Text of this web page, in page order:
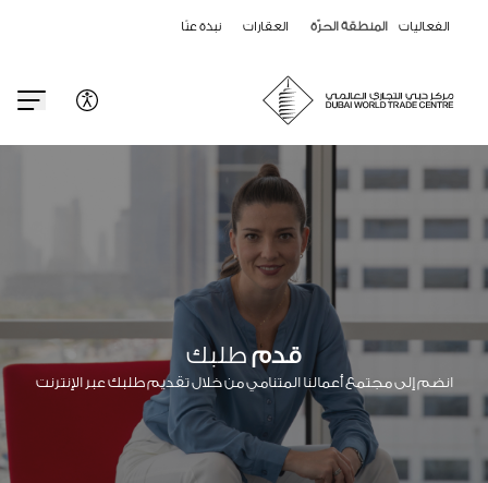
الفعاليات المنطقة الحرّة العقارات نبذة عنّا
قدم طلبك
انضم إلى مجتمع أعمالنا المتنامي من خلال تقديم طلبك عبر الإنترنت